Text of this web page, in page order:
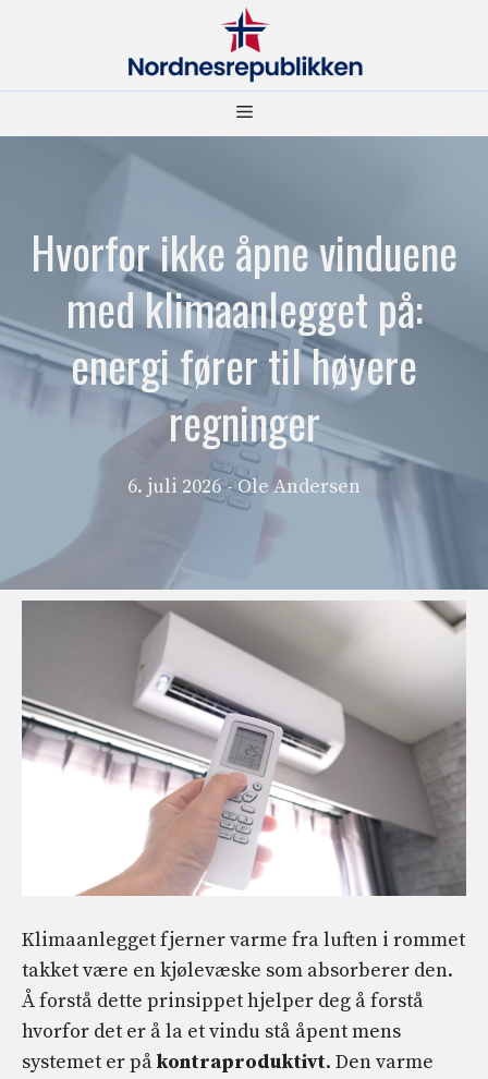
Meny
Hvorfor ikke åpne vinduene
med klimaanlegget på:
energi fører til høyere
regninger
6. juli 2026 - Ole Andersen
Klimaanlegget fjerner varme fra luften i rommet
takket være en kjølevæske som absorberer den.
Å forstå dette prinsippet hjelper deg å forstå
hvorfor det er å la et vindu stå åpent mens
systemet er påkontraproduktivt. Den varme